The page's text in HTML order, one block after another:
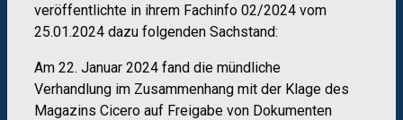
veröffentlichte in ihrem Fachinfo 02/2024 vom
25.01.2024 dazu folgenden Sachstand:
Am 22. Januar 2024 fand die mündliche
Verhandlung im Zusammenhang mit der Klage des
Magazins Cicero auf Freigabe von Dokumenten